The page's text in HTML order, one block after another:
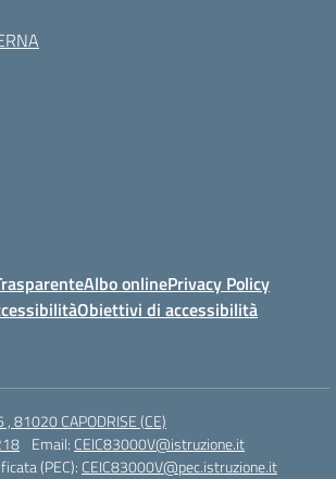
Albo onlinePrivacy Policy
Obiettivi di accessibilità
81020 CAPODRISE (CE)
Email: CEIC83000V@istruzione.it
(PEC): CEIC83000V@pec.istruzione.it